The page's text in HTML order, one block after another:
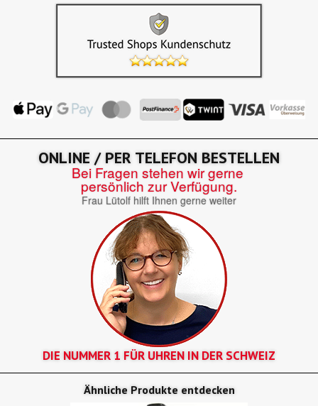
ONLINE / PER TELEFON BESTELLEN
Bei Fragen stehen wir gerne
persönlich zur Verfügung.
Frau Lütolf hilft Ihnen gerne weiter
DIE NUMMER 1 FÜR UHREN IN DER SCHWEIZ
Ähnliche Produkte entdecken